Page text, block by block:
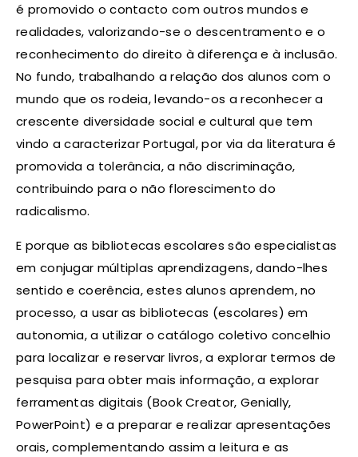
é promovido o contacto com outros mundos e
realidades, valorizando-se o descentramento e o
reconhecimento do direito à diferença e à inclusão.
No fundo, trabalhando a relação dos alunos com o
mundo que os rodeia, levando-os a reconhecer a
crescente diversidade social e cultural que tem
vindo a caracterizar Portugal, por via da literatura é
promovida a tolerância, a não discriminação,
contribuindo para o não florescimento do
radicalismo.
E porque as bibliotecas escolares são especialistas
em conjugar múltiplas aprendizagens, dando-lhes
sentido e coerência, estes alunos aprendem, no
processo, a usar as bibliotecas (escolares) em
autonomia, a utilizar o catálogo coletivo concelhio
para localizar e reservar livros, a explorar termos de
pesquisa para obter mais informação, a explorar
ferramentas digitais (Book Creator, Genially,
PowerPoint) e a preparar e realizar apresentações
orais, complementando assim a leitura e as